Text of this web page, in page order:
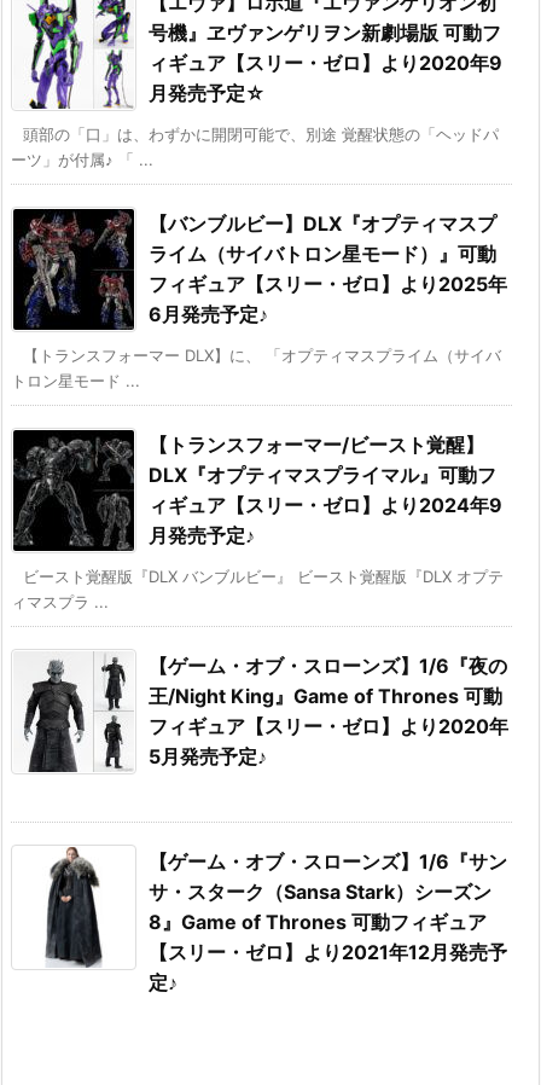
号機』ヱヴァンゲリヲン新劇場版 可動フ
ィギュア【スリー・ゼロ】より2020年9
月発売予定☆
頭部の「口」は、わずかに開閉可能で、別途 覚醒状態の「ヘッドパ
ーツ」が付属♪ 「 ...
【バンブルビー】DLX『オプティマスプ
ライム（サイバトロン星モード）』可動
フィギュア【スリー・ゼロ】より2025年
6月発売予定♪
【トランスフォーマー DLX】に、 「オプティマスプライム（サイバ
トロン星モード ...
【トランスフォーマー/ビースト覚醒】
DLX『オプティマスプライマル』可動フ
ィギュア【スリー・ゼロ】より2024年9
月発売予定♪
ビースト覚醒版『DLX バンブルビー』 ビースト覚醒版『DLX オプテ
ィマスプラ ...
【ゲーム・オブ・スローンズ】1/6『夜の
王/Night King』Game of Thrones 可動
フィギュア【スリー・ゼロ】より2020年
5月発売予定♪
【ゲーム・オブ・スローンズ】1/6『サン
サ・スターク（Sansa Stark）シーズン
8』Game of Thrones 可動フィギュア
【スリー・ゼロ】より2021年12月発売予
定♪